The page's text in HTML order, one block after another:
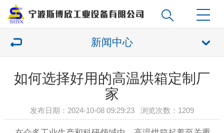
新闻中心
如何选择好用的高温烘箱定制厂
家
发布日期：2024-10-08 09:29:23 浏览次数： 1209